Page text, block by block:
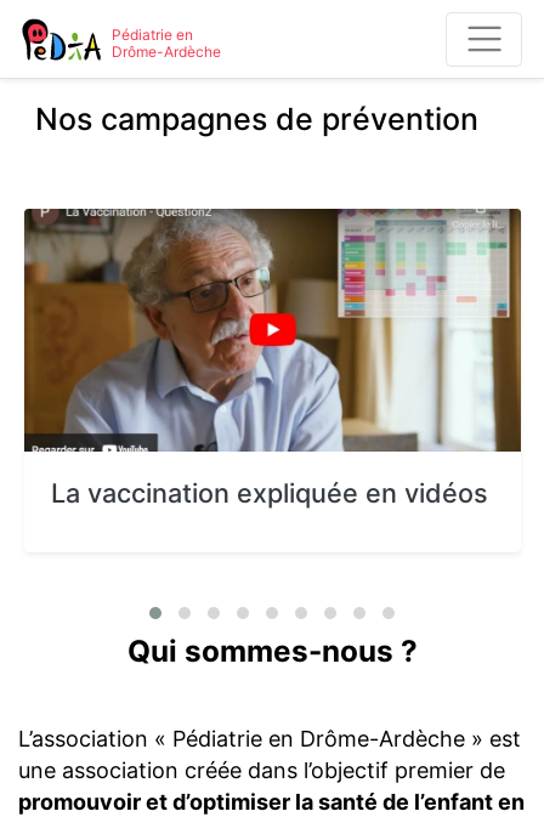
Pédiatrie en
Drôme-Ardèche
Nos campagnes de prévention
La vaccination expliquée en vidéos
Qui sommes-nous ?
L’association « Pédiatrie en Drôme-Ardèche » est
une association créée dans l’objectif premier de
promouvoir et d’optimiser la santé de l’enfant en